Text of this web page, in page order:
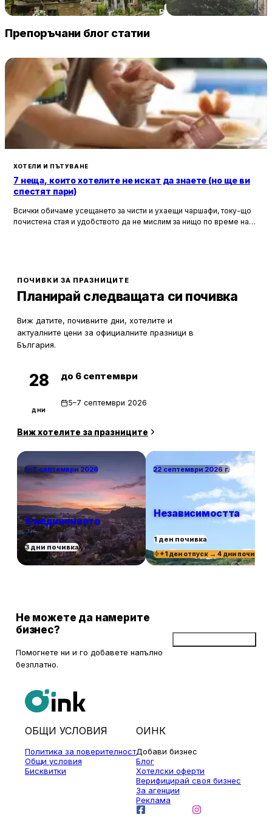
Винарово 89 € / нощувка Китен 60
Препоръчани блог статии
ХОТЕЛИ И ПЪТУВАНЕ
7 неща, които хотелите не искат да знаете (но ще ви
спестят пари)
Всички обичаме усещането за чисти и ухаещи чаршафи, току-що
почистена стая и удобството да не мислим за нищо по време на
ПОЧИВКИ ЗА ПРАЗНИЦИТЕ
Планирай следващата си почивка
Виж датите, почивните дни, хотелите и
актуалните цени за официалните празници в
България.
28
дни
до 6 септември
5–7 септември 2026
Виж хотелите за празниците
5–7 септември 2026
Съединението
3 дни почивка
22 септември 2026 г.
Независимостта
1 ден почивка
+1 ден отпуск → 4 дни почивка
Не можете да намерите
бизнес?
Помогнете ни и го добавете напълно
безплатно.
ОБЩИ УСЛОВИЯ
Политика за поверителност
Общи условия
Бисквитки
ОИНК
Добави бизнес
Блог
Хотелски оферти
Верифицирай своя бизнес
За агенции
Реклама